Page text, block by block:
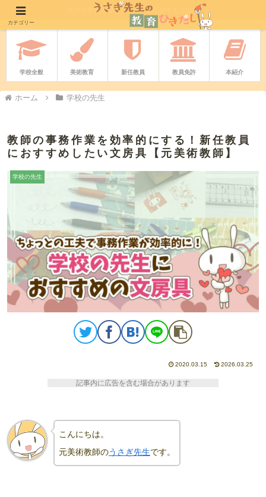
－ 先生や教職志望者をやさしく応援するブログ －
学校全般 美術教育 新任教員 教員免許 本紹介
ホーム 学校の先生
教師の事務作業を効率的にする！新任教員
におすすめしたい文房具【元美術教師】
学校の先生
2020.03.15 2026.03.25
記事内に広告を含む場合があります
こんにちは。
元美術教師のうさぎ先生です。
カテゴリー